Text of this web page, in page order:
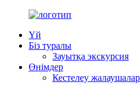
Үй
Біз туралы
Зауытқа экскурсия
Өнімдер
Кестелеу